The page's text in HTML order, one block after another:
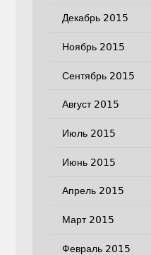
Декабрь 2015
Ноябрь 2015
Сентябрь 2015
Август 2015
Июль 2015
Июнь 2015
Апрель 2015
Март 2015
Февраль 2015